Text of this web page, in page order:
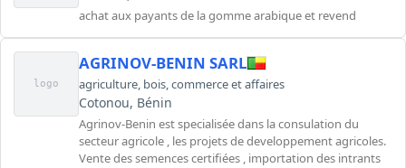
achat aux payants de la gomme arabique et revend
logo
AGRINOV-BENIN SARL
agriculture, bois,commerce et affaires
Cotonou, Bénin
Agrinov-Benin est specialisée dans la consulation du
secteur agricole , les projets de developpement agricoles.
Vente des semences certifiées , importation des intrants